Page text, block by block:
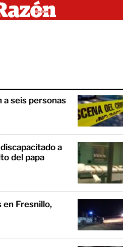
a seis personas
a
del papa
en Fresnillo,